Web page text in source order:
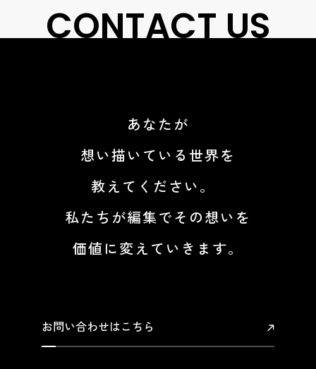
CONTACT US
あなたが
想い描いている世界を
教えてください。
私たちが編集でその想いを
価値に変えていきます。
お問い合わせはこちら